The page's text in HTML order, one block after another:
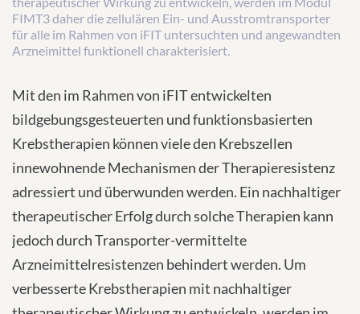
FIMT3 daher die zellulären Ein- und Ausstromtransporter
für alle im Rahmen von iFIT untersuchten und angewandten
Arzneimittel funktionell charakterisiert.
Mit den im Rahmen von iFIT entwickelten
bildgebungsgesteuerten und funktionsbasierten
Krebstherapien können viele den Krebszellen
innewohnende Mechanismen der Therapieresistenz
adressiert und überwunden werden. Ein nachhaltiger
therapeutischer Erfolg durch solche Therapien kann
jedoch durch Transporter-vermittelte
Arzneimittelresistenzen behindert werden. Um
verbesserte Krebstherapien mit nachhaltiger